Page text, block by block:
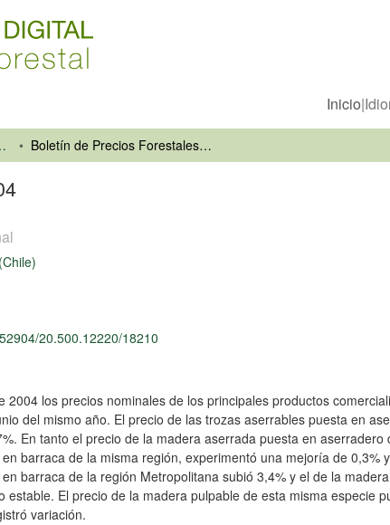
Inicio|
Forestal Boletín de Precios Forestales, Agosto 2004
20.500.12220/18210
2004 los precios nominales de los principales productos
del mismo año. El precio de las trozas aserrables puesta en
En tanto el precio de la madera aserrada puesta en
barraca de la misma región, experimentó una mejoría de 0,3%
barraca de la región Metropolitana subió 3,4% y el de la
estable. El precio de la madera pulpable de esta misma especie
variación.